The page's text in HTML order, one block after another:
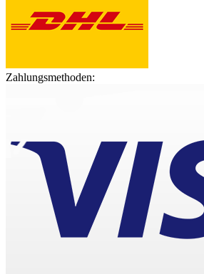
Zahlungsmethoden: